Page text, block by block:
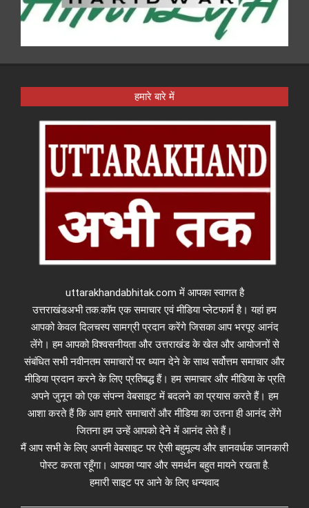
हमारे बारे में
uttarakhandabhitak.com में आपका स्वागत है
उत्तराखंडअभी तक.कॉम एक समाचार एवं मीडिया प्लेटफार्म है। यहां हम
आपको केवल दिलचस्प सामग्री प्रदान करेंगे जिसका आप भरपूर आनंद
लेंगे। हम आपको विश्वसनीयता और उत्तराखंड के खेल और आयोजनों से
संबंधित सभी नवीनतम समाचारों पर ध्यान देने के साथ सर्वोत्तम समाचार और
मीडिया प्रदान करने के लिए प्रतिबद्ध हैं। हम समाचार और मीडिया के प्रति
अपने जुनून को एक संपन्न वेबसाइट में बदलने का प्रयास करते हैं। हम
आशा करते हैं कि आप हमारे समाचारों और मीडिया का उतना ही आनंद लेंगे
जितना हम उन्हें आपको देने में आनंद लेते हैं।
मैं आप सभी के लिए अपनी वेबसाइट पर ऐसी बहुमूल्य और ज्ञानवर्धक जानकारी
पोस्ट करता रहूँगा। आपका प्यार और समर्थन बहुत मायने रखता है.
हमारी साइट पर आने के लिए धन्यवाद